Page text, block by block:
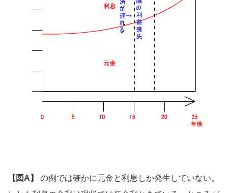
【図A】
の例では確かに元金と利息しか発生していない。